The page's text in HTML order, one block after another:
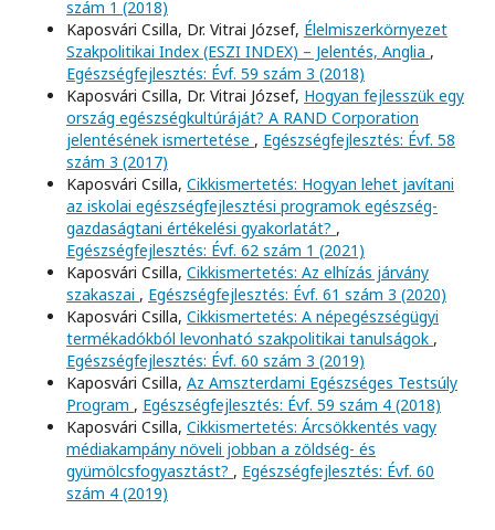
szám 1 (2018)
Kaposvári Csilla, Dr. Vitrai József, Élelmiszerkörnyezet
Szakpolitikai Index (ESZI INDEX) – Jelentés, Anglia ,
Egészségfejlesztés: Évf. 59 szám 3 (2018)
Kaposvári Csilla, Dr. Vitrai József, Hogyan fejlesszük egy
ország egészségkultúráját? A RAND Corporation
jelentésének ismertetése , Egészségfejlesztés: Évf. 58
szám 3 (2017)
Kaposvári Csilla, Cikkismertetés: Hogyan lehet javítani
az iskolai egészségfejlesztési programok egészség-
gazdaságtani értékelési gyakorlatát? ,
Egészségfejlesztés: Évf. 62 szám 1 (2021)
Kaposvári Csilla, Cikkismertetés: Az elhízás járvány
szakaszai , Egészségfejlesztés: Évf. 61 szám 3 (2020)
Kaposvári Csilla, Cikkismertetés: A népegészségügyi
termékadókból levonható szakpolitikai tanulságok ,
Egészségfejlesztés: Évf. 60 szám 3 (2019)
Kaposvári Csilla, Az Amszterdami Egészséges Testsúly
Program , Egészségfejlesztés: Évf. 59 szám 4 (2018)
Kaposvári Csilla, Cikkismertetés: Árcsökkentés vagy
médiakampány növeli jobban a zöldség- és
gyümölcsfogyasztást? , Egészségfejlesztés: Évf. 60
szám 4 (2019)